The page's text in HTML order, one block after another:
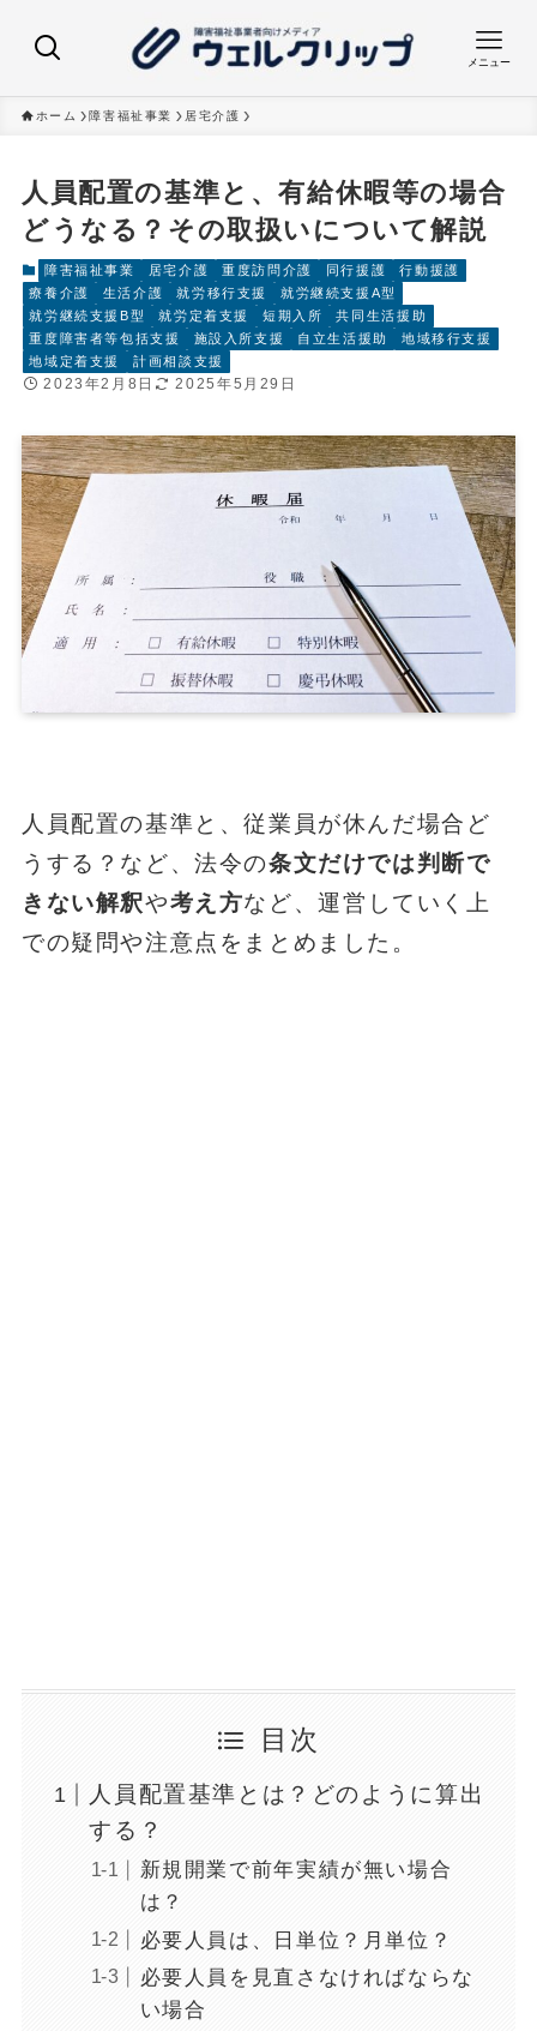
メニュー
ホーム 障害福祉事業 居宅介護
人員配置の基準と、有給休暇等の場合
どうなる？その取扱いについて解説
障害福祉事業 居宅介護 重度訪問介護 同行援護
行動援護
療養介護
生活介護 就労移行支援
就労継続支援A型
就労継続支援B型
就労定着支援 短期入所
共同生活援助
重度障害者等包括支援
施設入所支援 自立生活援助
地域移行支援
地域定着支援
計画相談支援
2023年2月8日 2025年5月29日
人員配置の基準と、従業員が休んだ場合ど
うする？など、法令の条文だけでは判断で
きない解釈や考え方など、運営していく上
での疑問や注意点をまとめました。
目次
人員配置基準とは？どのように算出
する？
新規開業で前年実績が無い場合
は？
必要人員は、日単位？月単位？
必要人員を見直さなければならな
い場合